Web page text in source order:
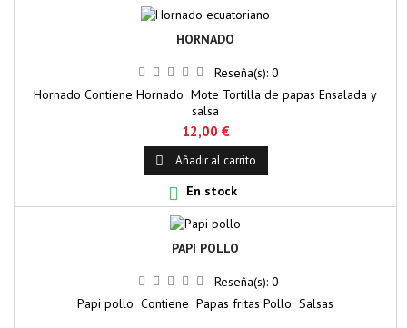
HORNADO
Reseña(s): 0
Hornado Contiene Hornado Mote Tortilla de papas Ensalada y
salsa
12,00 €
 Añadir al carrito
 En stock
PAPI POLLO
Reseña(s): 0
Papi pollo Contiene Papas fritas Pollo Salsas